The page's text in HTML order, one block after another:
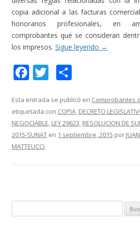
copia adicional a las facturas
honorarios profesionales, en
comprobantes que se consideran
los impresos. Sigue leyendo →
F
e
b
o
o
T
itt
er
m
p
ar
Esta entrada se publicó en Comprobantes
etiquetada con COPIA, DECRETO
NEGOCIABLE, LEY 29623, RESOLUCION DE
2015-SUNAT en 1 septiembre, 2015 por
MATTEUCCI.
u